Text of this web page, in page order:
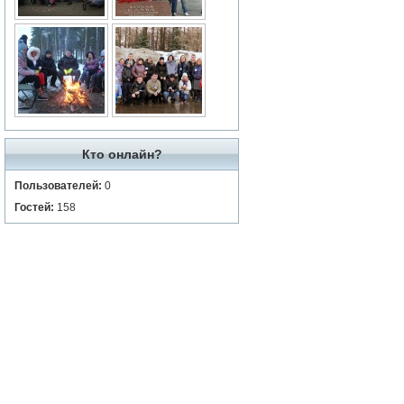
Кто онлайн?
Пользователей: 0
Гостей: 158